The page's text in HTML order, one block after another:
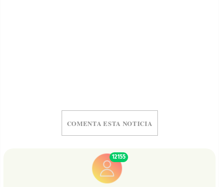
COMENTA ESTA NOTICIA
12155